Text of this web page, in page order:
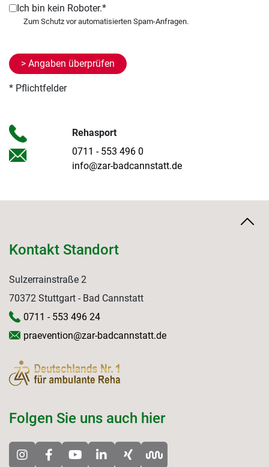
Ich bin kein Roboter.*
* Pflichtfelder
Rehasport
0711 - 553 496 0
info@zar-badcannstatt.de
Kontakt Standort
Sulzerrainstraße 2
70372 Stuttgart - Bad Cannstatt
0711 - 553 496 24
praevention@zar-badcannstatt.de
Folgen Sie uns auch hier